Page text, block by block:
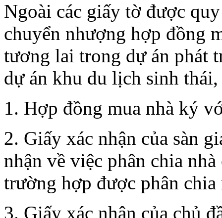
Ngoài các giấy tờ được
chuyển nhượng hợp đồng
tương lai trong dự án phát
dự án khu du lịch sinh
1. Hợp đồng mua nhà ký
2. Giấy xác nhận của sàn
nhận về việc phân chia
trường hợp được phân chia
3. Giấy xác nhận của chủ